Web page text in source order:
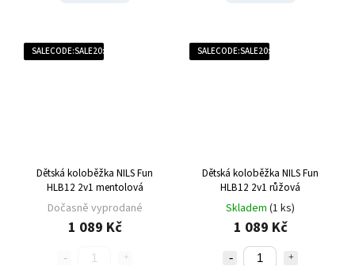
SALECODE:SALE20:20:%
Dětská koloběžka NILS Fun
HLB12 2v1 mentolová
Dočasně vyprodané
1 089 Kč
SALECODE:SALE20:20:%
Dětská koloběžka NILS Fun
HLB12 2v1 růžová
Skladem (1 ks)
1 089 Kč